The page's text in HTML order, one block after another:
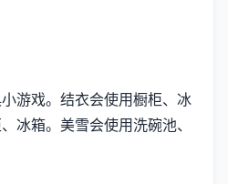
游戏。 结衣会使用橱柜、冰
冰箱。 美雪会使用洗碗池、